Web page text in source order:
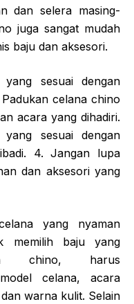
dan selera masing-
juga sangat mudah
baju dan aksesori.
sesuai dengan
celana chino
acara yang dihadiri.
sesuai dengan
4. Jangan lupa
dan aksesori yang
yang nyaman
memilih baju yang
chino, harus
celana, acara
warna kulit. Selain